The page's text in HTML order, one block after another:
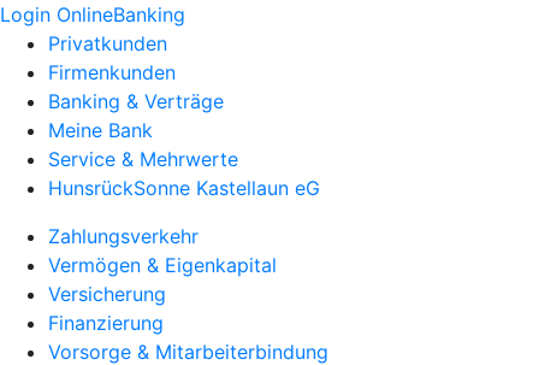
Login OnlineBanking
Privatkunden
Firmenkunden
Banking & Verträge
Meine Bank
Service & Mehrwerte
HunsrückSonne Kastellaun eG
Zahlungsverkehr
Vermögen & Eigenkapital
Versicherung
Finanzierung
Vorsorge & Mitarbeiterbindung